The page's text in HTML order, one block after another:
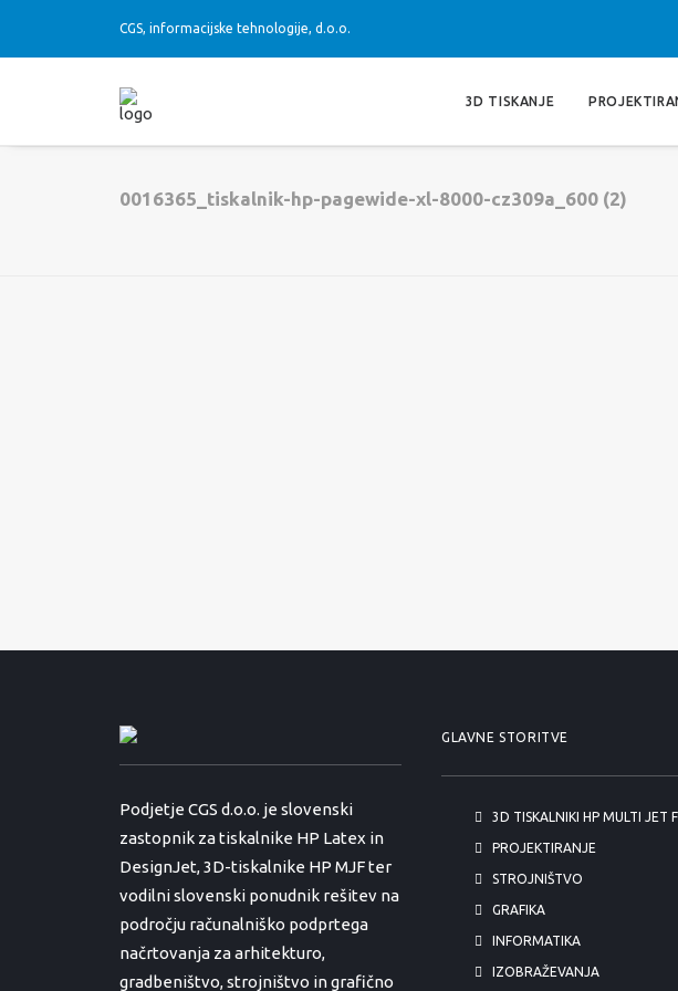
CGS, informacijske tehnologije, d.o.o.
3D TISKANJE
0016365_tiskalnik-hp-pagewide-xl-8000-cz309a_600 (2)
Podjetje CGS d.o.o. je slovenski
zastopnik za tiskalnike HP Latex in
DesignJet, 3D-tiskalnike HP MJF ter
vodilni slovenski ponudnik rešitev na
področju računalniško podprtega
načrtovanja za arhitekturo,
gradbeništvo, strojništvo in grafično
GLAVNE STORITVE
3D TISKALNIKI HP MULTI JET
PROJEKTIRANJE
STROJNIŠTVO
GRAFIKA
INFORMATIKA
IZOBRAŽEVANJA